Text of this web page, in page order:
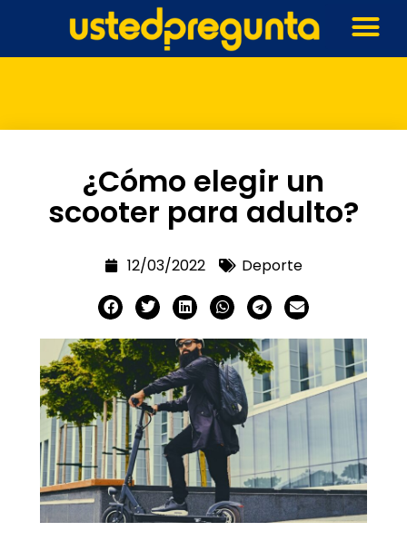
¿Cómo elegir un
scooter para adulto?
12/03/2022 Deporte